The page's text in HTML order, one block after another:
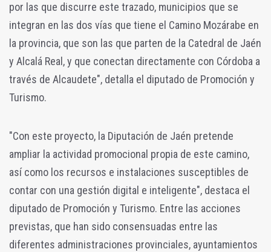
por las que discurre este trazado, municipios que se
integran en las dos vías que tiene el Camino Mozárabe en
la provincia, que son las que parten de la Catedral de Jaén
y Alcalá Real, y que conectan directamente con Córdoba a
través de Alcaudete", detalla el diputado de Promoción y
Turismo.
"Con este proyecto, la Diputación de Jaén pretende
ampliar la actividad promocional propia de este camino,
así como los recursos e instalaciones susceptibles de
contar con una gestión digital e inteligente", destaca el
diputado de Promoción y Turismo. Entre las acciones
previstas, que han sido consensuadas entre las
diferentes administraciones provinciales, ayuntamientos